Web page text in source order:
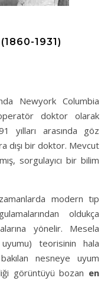
1931)
Newyork Columbia
doktor olarak
yılları arasında göz
dışı bir doktor. Mevcut
sorgulayıcı bir bilim
modern tıp
oldukça
yönelir. Mesela
teorisinin hala
nesneye uyum
görüntüyü bozan en